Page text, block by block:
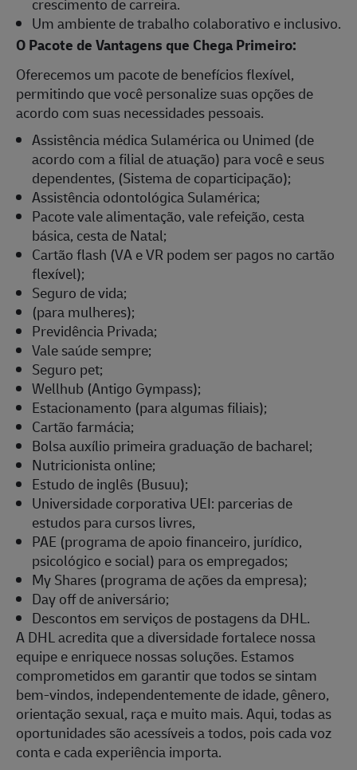
Um ambiente de trabalho colaborativo e inclusivo.
O Pacote de Vantagens que Chega Primeiro:
Oferecemos um pacote de benefícios flexível,
permitindo que você personalize suas opções de
acordo com suas necessidades pessoais.
Assistência médica Sulamérica ou Unimed (de
acordo com a filial de atuação) para você e seus
dependentes, (Sistema de coparticipação);
Assistência odontológica Sulamérica;
Pacote vale alimentação, vale refeição, cesta
básica, cesta de Natal;
Cartão flash (VA e VR podem ser pagos no cartão
flexível);
Seguro de vida;
(para mulheres);
Previdência Privada;
Vale saúde sempre;
Seguro pet;
Wellhub (Antigo Gympass);
Estacionamento (para algumas filiais);
Cartão farmácia;
Bolsa auxílio primeira graduação de bacharel;
Nutricionista online;
Estudo de inglês (Busuu);
Universidade corporativa UEI: parcerias de
estudos para cursos livres,
PAE (programa de apoio financeiro, jurídico,
psicológico e social) para os empregados;
My Shares (programa de ações da empresa);
Day off de aniversário;
Descontos em serviços de postagens da DHL.
A DHL acredita que a diversidade fortalece nossa
equipe e enriquece nossas soluções. Estamos
comprometidos em garantir que todos se sintam
bem-vindos, independentemente de idade, gênero,
orientação sexual, raça e muito mais. Aqui, todas as
oportunidades são acessíveis a todos, pois cada voz
conta e cada experiência importa.